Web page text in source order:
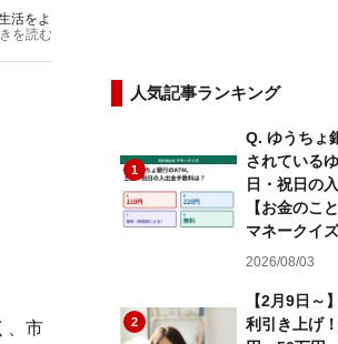
活をよ
情報サ
を読む
、市
人気記事ランキング
1
Q. ゆうちょ
されている
日・祝日の
【お金のこ
マネークイズ
2026/08/03
2
【2月9日～
利引き上げ